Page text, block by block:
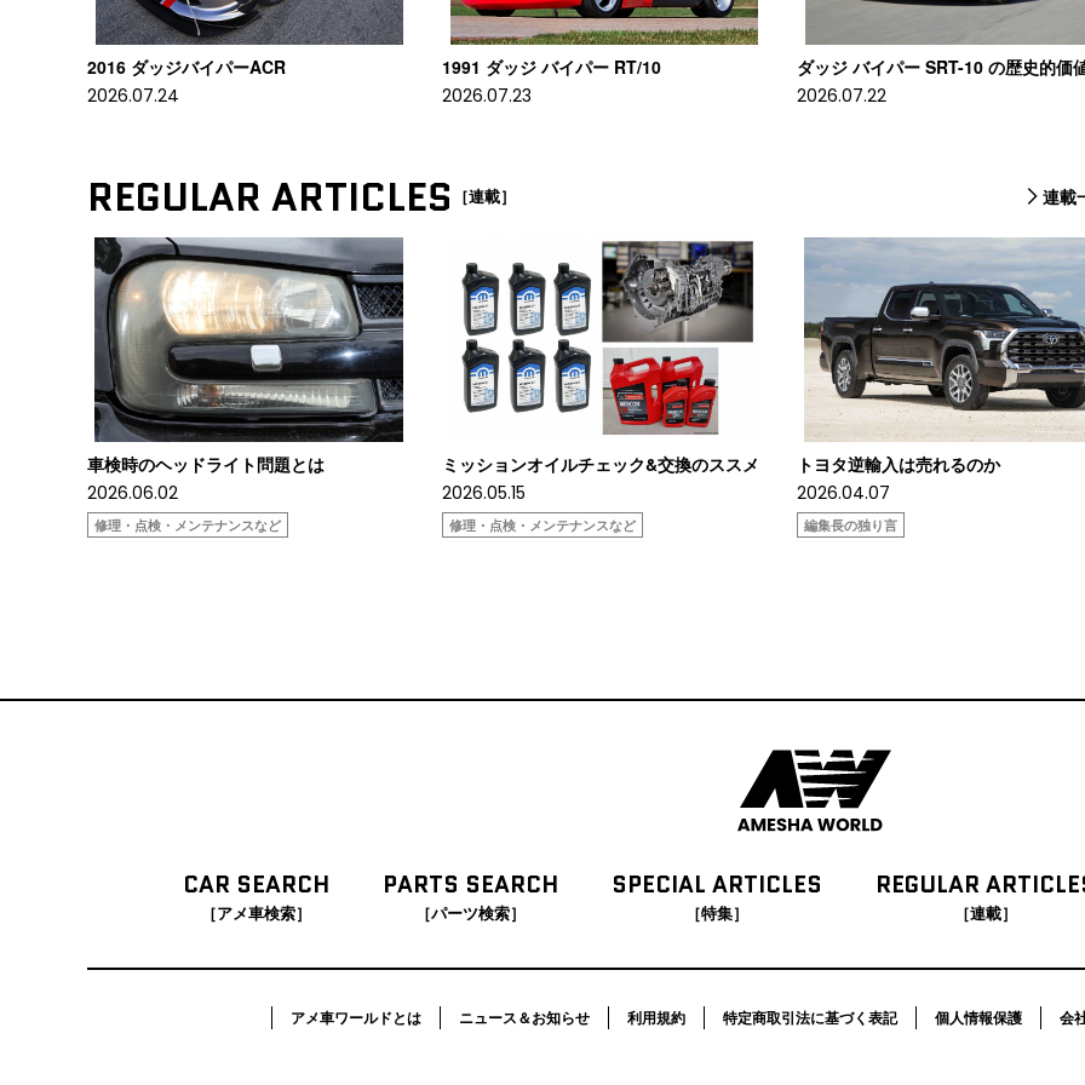
2016 ダッジバイパーACR
2026.07.24
1991 ダッジ バイパー RT/10
2026.07.23
ダッジ バイパー SRT-10 の歴史的価
2026.07.22
REGULAR ARTICLES ［連載］ 連載
車検時のヘッドライト問題とは
2026.06.02
修理・点検・メンテナンスなど
ミッションオイルチェック&交換のススメ
2026.05.15
修理・点検・メンテナンスなど
トヨタ逆輸入は売れるのか
2026.04.07
編集長の独り言
CAR SEARCH
［アメ車検索］
PARTS SEARCH
［パーツ検索］
SPECIAL ARTICLES
［特集］
REGULAR
［連載］
アメ車ワールドとは ニュース＆お知らせ 利用規約 特定商取引法に基づく表記 個人情報保護 会